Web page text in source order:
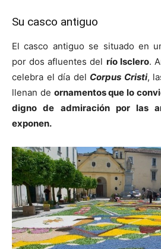
Su casco antiguo
El casco antiguo se situado en
por dos afluentes del río Isclero.
celebra el día del Corpus Cristi,
llenan de ornamentos que lo
digno de admiración por las
exponen.